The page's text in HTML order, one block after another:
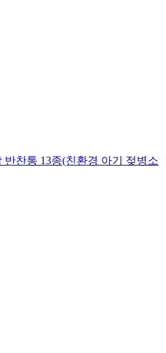
찬통 13종(친환경 아기 젖병소